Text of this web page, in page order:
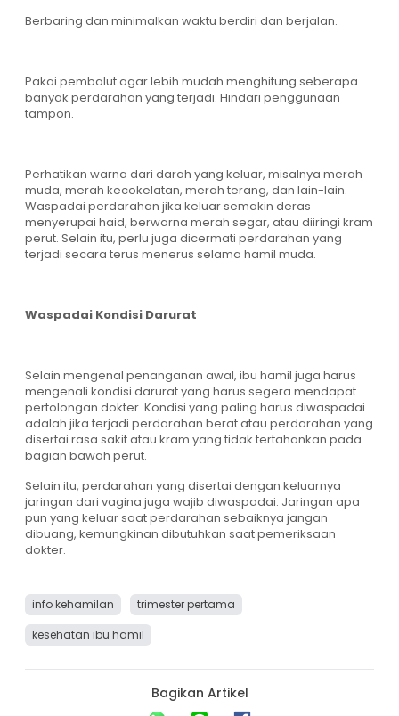
Berbaring dan minimalkan waktu berdiri dan berjalan.
Pakai pembalut agar lebih mudah menghitung seberapa
banyak perdarahan yang terjadi. Hindari penggunaan
tampon.
Perhatikan warna dari darah yang keluar, misalnya merah
muda, merah kecokelatan, merah terang, dan lain-lain.
Waspadai perdarahan jika keluar semakin deras
menyerupai haid, berwarna merah segar, atau diiringi kram
perut. Selain itu, perlu juga dicermati perdarahan yang
terjadi secara terus menerus selama hamil muda.
Waspadai Kondisi Darurat
Selain mengenal penanganan awal, ibu hamil juga harus
mengenali kondisi darurat yang harus segera mendapat
pertolongan dokter. Kondisi yang paling harus diwaspadai
adalah jika terjadi perdarahan berat atau perdarahan yang
disertai rasa sakit atau kram yang tidak tertahankan pada
bagian bawah perut.
Selain itu, perdarahan yang disertai dengan keluarnya
jaringan dari vagina juga wajib diwaspadai. Jaringan apa
pun yang keluar saat perdarahan sebaiknya jangan
dibuang, kemungkinan dibutuhkan saat pemeriksaan
dokter.
info kehamilan
trimester pertama
kesehatan ibu hamil
Bagikan Artikel